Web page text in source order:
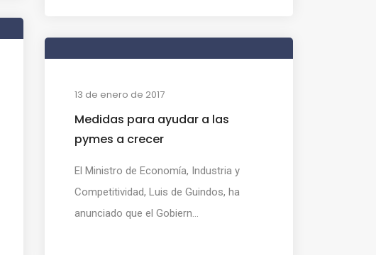
13 de enero de 2017
Medidas para ayudar a las
pymes a crecer
El Ministro de Economía, Industria y
Competitividad, Luis de Guindos, ha
anunciado que el Gobiern...